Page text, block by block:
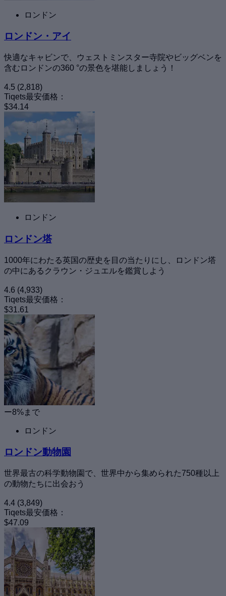
ロンドン
ロンドン・アイ
快適なキャビンで、ウェストミンスター寺院やビッグベンを
含むロンドンの360 °の景色を堪能しましょう！
4.5 (2,818)
Tiqets最安価格：
$34.14
ロンドン
ロンドン塔
1000年にわたる英国の歴史を目の当たりにし、ロンドン塔
の中にあるクラウン・ジュエルを鑑賞しよう
4.6 (4,933)
Tiqets最安価格：
$31.61
ー8%まで
ロンドン
ロンドン動物園
世界最古の科学動物園で、世界中から集められた750種以上
の動物たちに出会おう
4.4 (3,849)
Tiqets最安価格：
$47.09